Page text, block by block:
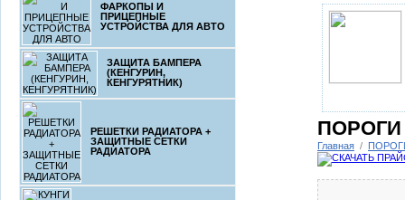
ФАРКОПЫ И
ПРИЦЕПНЫЕ
УСТРОЙСТВА ДЛЯ АВТО
ЗАЩИТА БАМПЕРА
(КЕНГУРИН,
КЕНГУРЯТНИК)
РЕШЕТКИ РАДИАТОРА +
ЗАЩИТНЫЕ СЕТКИ
РАДИАТОРА
ПОРОГИ
Главная /